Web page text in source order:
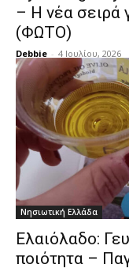
– Η νέα σειρά
(ΦΩΤΟ)
Debbie - 4 Ιουλίου, 2026
Νησιωτική Ελλάδα
Ελαιόλαδο:
ποιότητα –